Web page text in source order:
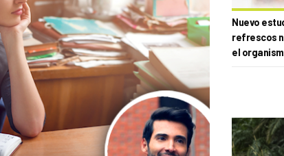
Nuevo
refrescos
el